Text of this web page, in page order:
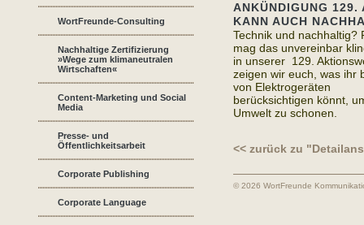
WortFreunde-Consulting
Nachhaltige Zertifizierung
»Wege zum klimaneutralen
Wirtschaften«
Content-Marketing und Social
Media
Presse- und
Öffentlichkeitsarbeit
Corporate Publishing
Corporate Language
ANKÜNDIGUNG 129.
KANN AUCH
Technik und nachhaltig?
mag das unvereinbar
in unserer 129.
zeigen wir euch, was ihr
von Elektrogeräten
berücksichtigen könnt,
Umwelt zu schonen.
<< zurück zu
© 2026 WortFreunde